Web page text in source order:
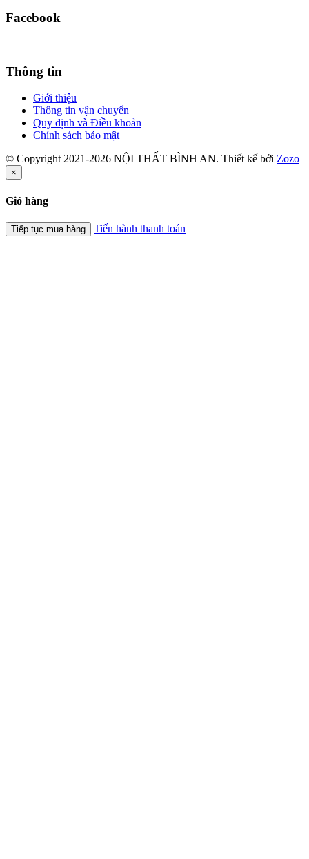
Facebook
Thông tin
Giới thiệu
Thông tin vận chuyển
Quy định và Điều khoản
Chính sách bảo mật
© Copyright 2021-2026 NỘI THẤT BÌNH AN. Thiết kế bởi Zozo
×
Giỏ hàng
Tiếp tục mua hàng Tiến hành thanh toán